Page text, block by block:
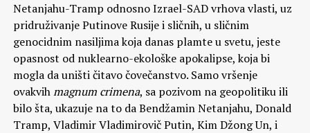
Netanjahu-Tramp odnosno Izrael-SAD vrhova vlasti, uz
pridruživanje Putinove Rusije i sličnih, u sličnim
genocidnim nasiljima koja danas plamte u svetu, jeste
opasnost od nuklearno-ekološke apokalipse, koja bi
mogla da uništi čitavo čovečanstvo. Samo vršenje
ovakvihmagnum crimena, sa pozivom na geopolitiku ili
bilo šta, ukazuje na to da Bendžamin Netanjahu, Donald
Tramp, Vladimir Vladimirovič Putin, Kim Džong Un, i